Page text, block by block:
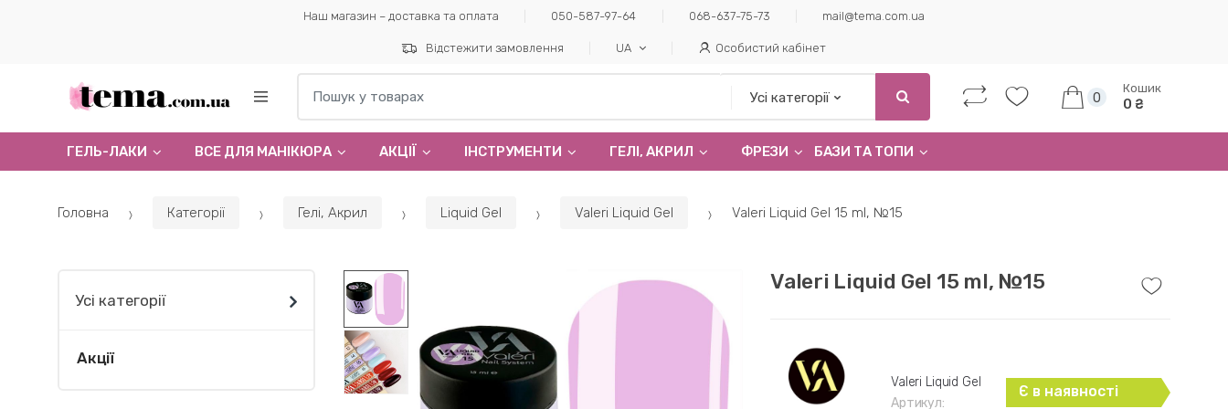
Наш магазин – доставка та оплата 050-587-97-64 068-637-75-73 mail@tema.com.ua
Відстежити замовлення UA Особистий кабінет
0
Кошик
0 ₴
ГЕЛЬ-ЛАКИ ВСЕ ДЛЯ МАНІКЮРА АКЦІЇ ІНСТРУМЕНТИ ГЕЛI, АКРИЛ ФРЕЗИ БАЗИ ТА ТОПИ
Головна Категорії Гелi, Акрил Liquid Gel Valeri Liquid Gel Valeri Liquid Gel 15 ml, №15
Valeri Liquid Gel 15 ml, №15
Valeri Liquid Gel
Артикул:
Є в наявності
Усі категорії
Акції